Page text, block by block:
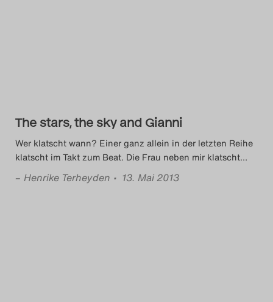
2024
Das Theatertreffen-Blog
2025
The stars, the sky and Gianni
Wer klatscht wann? Einer ganz allein in der letzten Reihe
klatscht im Takt zum Beat. Die Frau neben mir klatscht…
– Henrike Terheyden • 13. Mai 2013